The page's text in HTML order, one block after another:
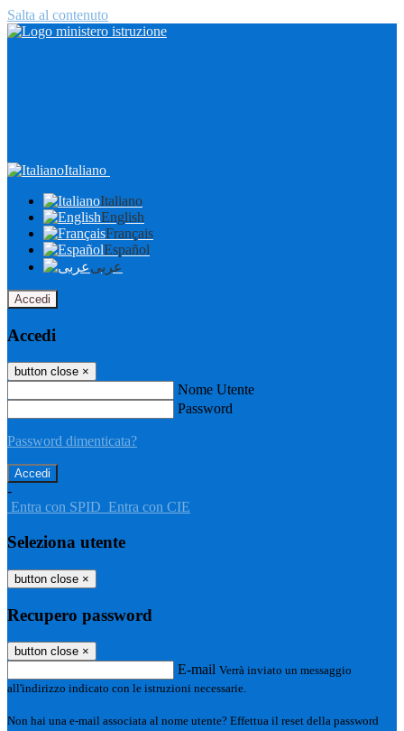
Salta al contenuto
Italiano
Italiano
English
Français
Español
عربى
Accedi
Accedi
button close ×
Nome Utente
Password
Password dimenticata?
-
Entra con SPID Entra con CIE
Seleziona utente
button close ×
Recupero password
button close ×
E-mail Verrà inviato un messaggio
all'indirizzo indicato con le istruzioni necessarie.
Non hai una e-mail associata al nome utente? Effettua il reset della password